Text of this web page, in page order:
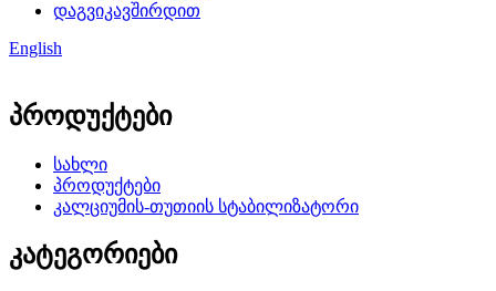
დაგვიკავშირდით
English
პროდუქტები
სახლი
პროდუქტები
კალციუმის-თუთიის სტაბილიზატორი
კატეგორიები